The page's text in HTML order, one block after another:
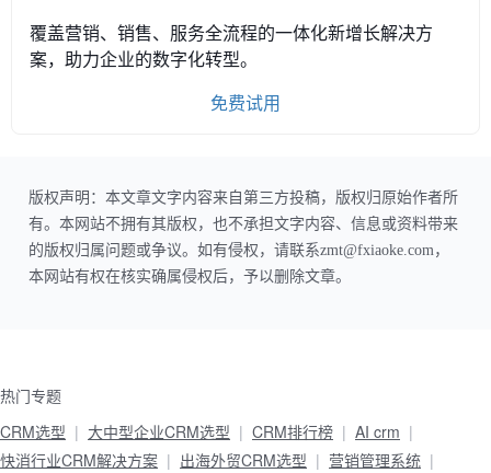
覆盖营销、销售、服务全流程的一体化新增长解决方
案，助力企业的数字化转型。
免费试用
版权声明：本文章文字内容来自第三方投稿，版权归原始作者所
有。本网站不拥有其版权，也不承担文字内容、信息或资料带来
的版权归属问题或争议。如有侵权，请联系zmt@fxiaoke.com，
本网站有权在核实确属侵权后，予以删除文章。
热门专题
CRM选型
大中型企业CRM选型 CRM排行榜
AI crm
快消行业CRM解决方案
出海外贸CRM选型
营销管理系统